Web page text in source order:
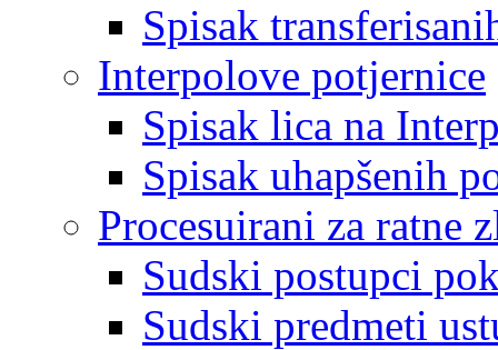
Spisak
Interpolove potjernice
Spisak lica na
Spisak uhapšenih
Procesuirani za ratne
Sudski postupci
Sudski predmeti